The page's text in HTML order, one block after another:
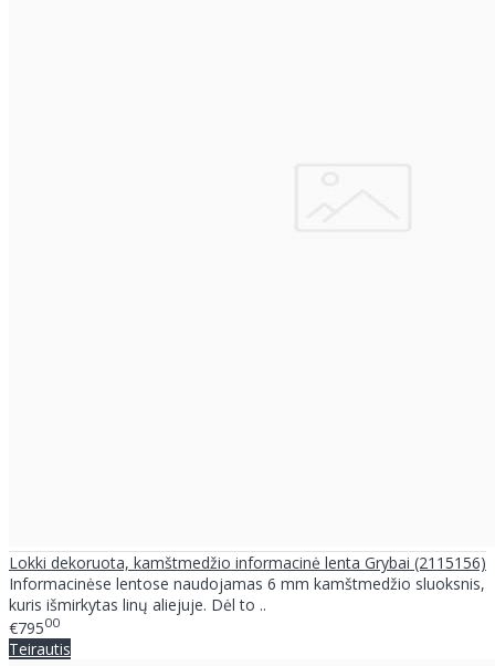
Lokki dekoruota, kamštmedžio informacinė lenta Grybai (2115156)
Informacinėse lentose naudojamas 6 mm kamštmedžio sluoksnis,
kuris išmirkytas linų aliejuje. Dėl to ..
€79500
Teirautis